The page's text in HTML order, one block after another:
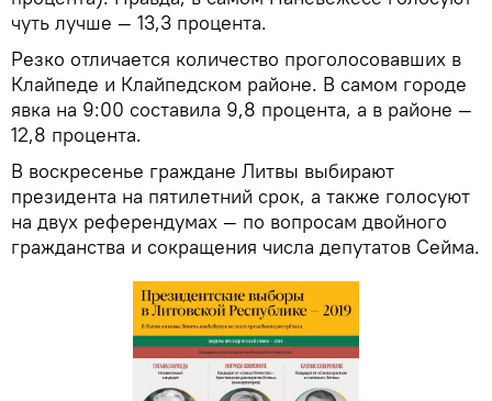
чуть лучше — 13,3 процента.
Резко отличается количество проголосовавших в
Клайпеде и Клайпедском районе. В самом городе
явка на 9:00 составила 9,8 процента, а в районе —
12,8 процента.
В воскресенье граждане Литвы выбирают
президента на пятилетний срок, а также голосуют
на двух референдумах — по вопросам двойного
гражданства и сокращения числа депутатов Сейма.